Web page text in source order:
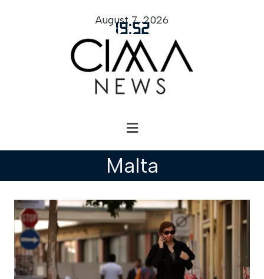
19:52
August 7, 2026
Malta